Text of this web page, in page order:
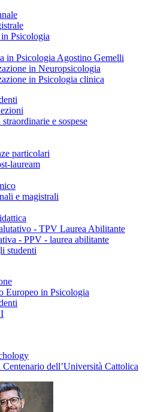
Psicologia
in Psicologia Agostino Gemelli
in Neuropsicologia
in Psicologia clinica
e sospese
particolari
lauream
e magistrali
- TPV Laurea Abilitante
- PPV - laurea abilitante
studenti
Europeo in Psicologia
dell’Università Cattolica